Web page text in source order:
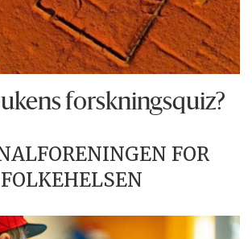
forskningsquiz?
FOR
FOLKEHELSEN